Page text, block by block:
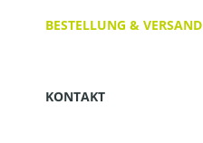
BESTELLUNG & VERSAND
KONTAKT